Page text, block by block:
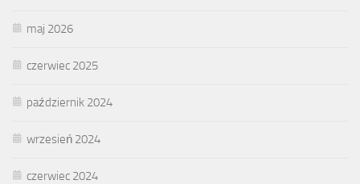
maj 2026
czerwiec 2025
październik 2024
wrzesień 2024
czerwiec 2024